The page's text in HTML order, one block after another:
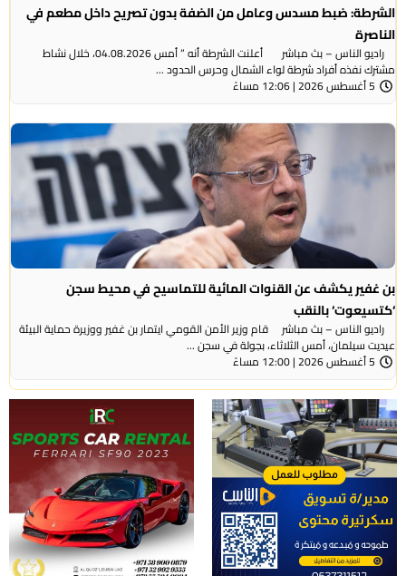
الشرطة: ضبط مسدس وعامل من الضفة بدون تصريح داخل مطعم في
الناصرة
راديو الناس – بث مباشر أعلنت الشرطة أنه ” أمس 04.08.2026، خلال نشاط
مشترك نفذه أفراد شرطة لواء الشمال وحرس الحدود ...
5 أغسطس 2026 | 12:06 مساءً
بن غفير يكشف عن القنوات المائية للتماسيح في محيط سجن
‘كتسيعوت‘ بالنقب
راديو الناس – بث مباشر قام وزير الأمن القومي ايتمار بن غفير ووزيرة حماية البيئة
عيديت سيلمان، أمس الثلاثاء، بجولة في سجن ...
5 أغسطس 2026 | 12:00 مساءً